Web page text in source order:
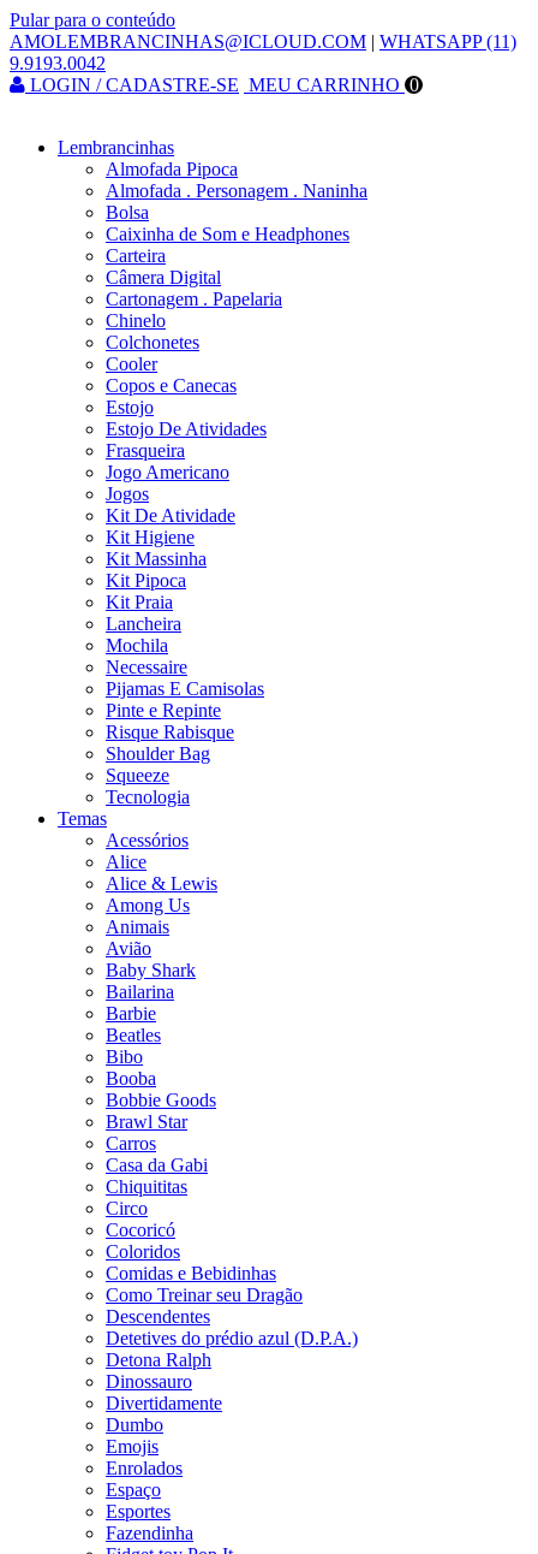
Pular para o conteúdo
AMOLEMBRANCINHAS@ICLOUD.COM | WHATSAPP (11)
9.9193.0042
LOGIN / CADASTRE-SE MEU CARRINHO 0
Lembrancinhas
Almofada Pipoca
Almofada . Personagem . Naninha
Bolsa
Caixinha de Som e Headphones
Carteira
Câmera Digital
Cartonagem . Papelaria
Chinelo
Colchonetes
Cooler
Copos e Canecas
Estojo
Estojo De Atividades
Frasqueira
Jogo Americano
Jogos
Kit De Atividade
Kit Higiene
Kit Massinha
Kit Pipoca
Kit Praia
Lancheira
Mochila
Necessaire
Pijamas E Camisolas
Pinte e Repinte
Risque Rabisque
Shoulder Bag
Squeeze
Tecnologia
Temas
Acessórios
Alice
Alice & Lewis
Among Us
Animais
Avião
Baby Shark
Bailarina
Barbie
Beatles
Bibo
Booba
Bobbie Goods
Brawl Star
Carros
Casa da Gabi
Chiquititas
Circo
Cocoricó
Coloridos
Comidas e Bebidinhas
Como Treinar seu Dragão
Descendentes
Detetives do prédio azul (D.P.A.)
Detona Ralph
Dinossauro
Divertidamente
Dumbo
Emojis
Enrolados
Espaço
Esportes
Fazendinha